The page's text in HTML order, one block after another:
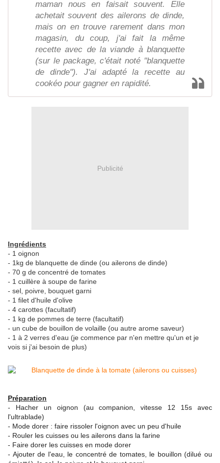
maman nous en faisait souvent. Elle
achetait souvent des ailerons de dinde,
mais on en trouve rarement dans mon
magasin, du coup, j'ai fait la même
recette avec de la viande à blanquette
(sur le package, c'était noté "blanquette
de dinde"). J'ai adapté la recette au
cookéo pour gagner en rapidité.
Publicité
Ingrédients
- 1 oignon
- 1kg de blanquette de dinde (ou ailerons de dinde)
- 70 g de concentré de tomates
- 1 cuillère à soupe de farine
- sel, poivre, bouquet garni
- 1 filet d'huile d'olive
- 4 carottes (facultatif)
- 1 kg de pommes de terre (facultatif)
- un cube de bouillon de volaille (ou autre arome saveur)
- 1 à 2 verres d'eau (je commence par n'en mettre qu'un et je
vois si j'ai besoin de plus)
Préparation
- Hacher un oignon (au companion, vitesse 12 15s avec
l'ultrablade)
- Mode dorer : faire rissoler l'oignon avec un peu d'huile
- Rouler les cuisses ou les ailerons dans la farine
- Faire dorer les cuisses en mode dorer
- Ajouter de l'eau, le concentré de tomates, le bouillon (dilué ou